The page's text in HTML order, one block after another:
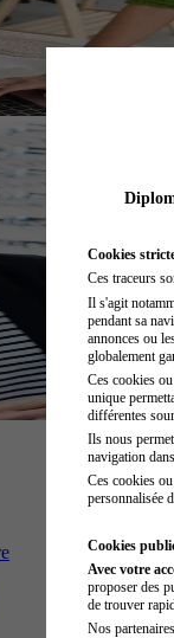
Cookies
Ces traceurs
Il s'agit
pendant sa
annonces ou
globalement
Ces cookies
unique
différentes
Ils nous
navigation
Ces cookies
personnalisée
Cookies
Avec votre
proposer des
de trouver
Nos